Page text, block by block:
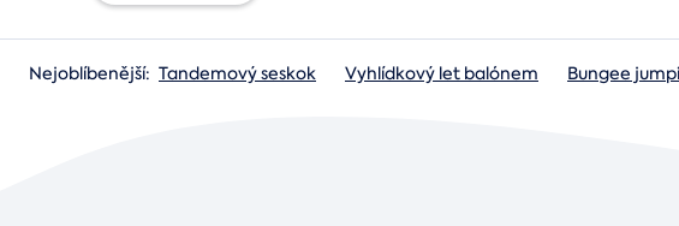
Darujte univerzální
Výběr z
Nejoblíbenější: Tandemový seskok Vyhlídkový let balónem Bungee